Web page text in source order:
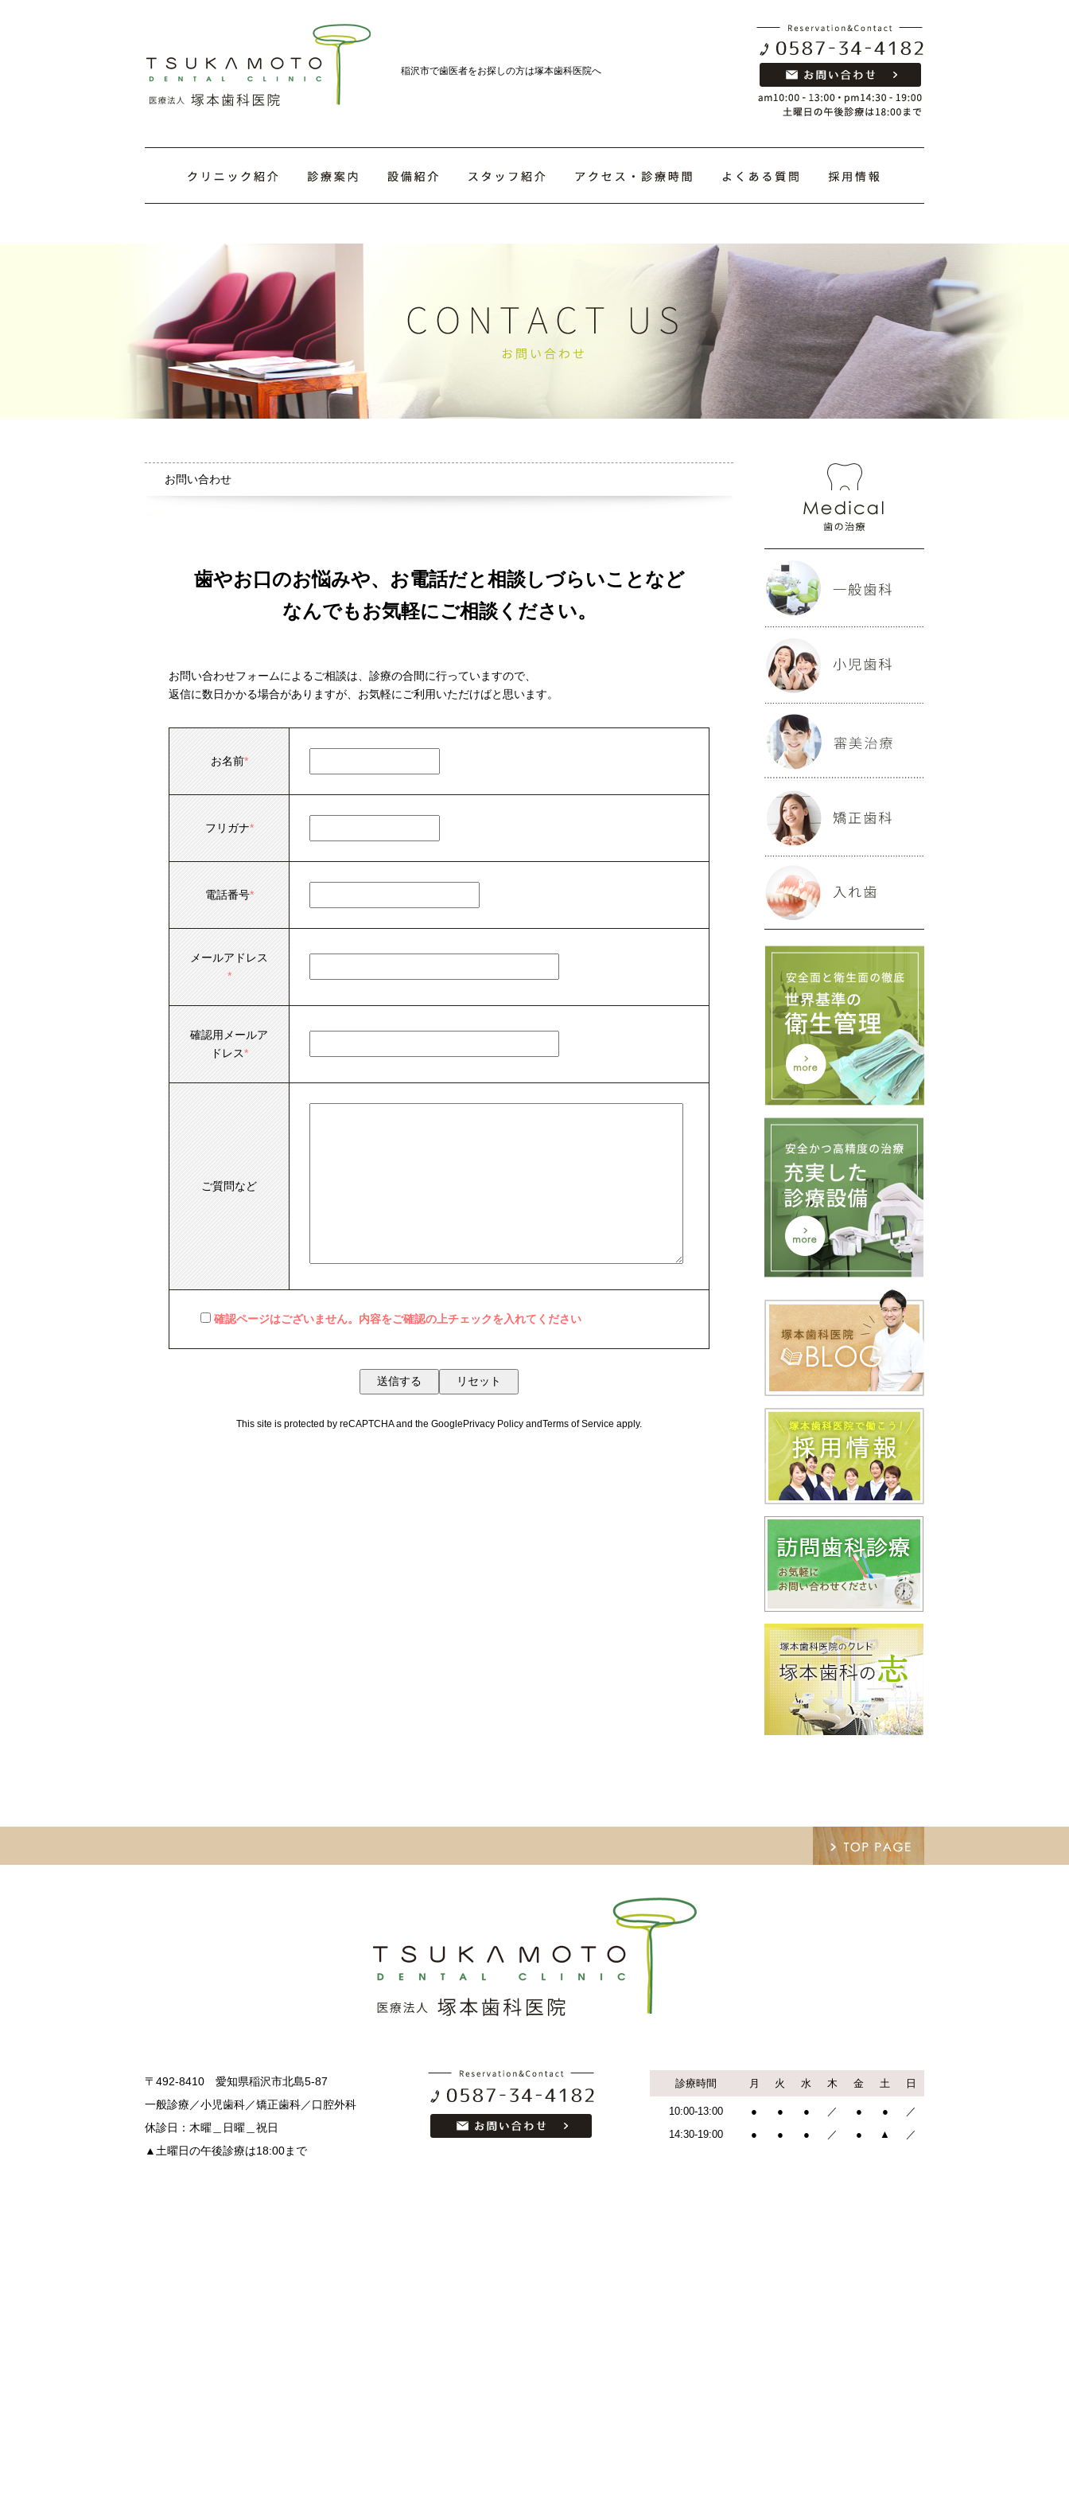
稲沢市で歯医者をお探しの方は塚本歯科医院へ
お問い合わせ
歯やお口のお悩みや、お電話だと相談しづらいことなど
なんでもお気軽にご相談ください。
お問い合わせフォームによるご相談は、診療の合間に行っていますので、
返信に数日かかる場合がありますが、お気軽にご利用いただけばと思います。
お名前*
フリガナ*
電話番号*
メールアドレス
*
確認用メールア
ドレス*
ご質問など
確認ページはございません。内容をご確認の上チェックを入れてください
This site is protected by reCAPTCHA and the GooglePrivacy Policy andTerms of Service apply.
〒492-8410 愛知県稲沢市北島5-87
一般診療／小児歯科／矯正歯科／口腔外科
休診日：木曜＿日曜＿祝日
▲土曜日の午後診療は18:00まで
診療時間 月 火 水 木 金 土 日
10:00-13:00 ● ● ● ／ ● ●
／
14:30-19:00
● ● ● ／ ● ▲ ／